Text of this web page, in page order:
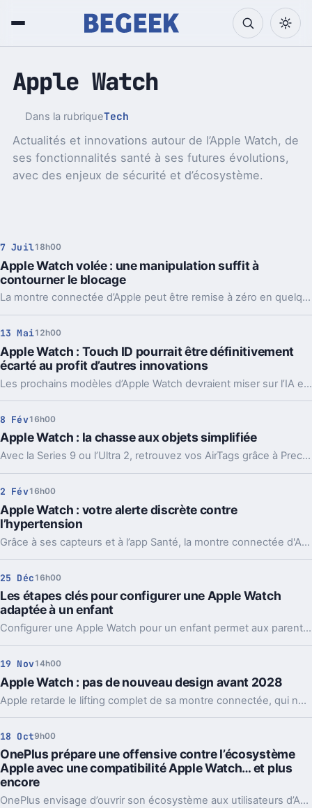
Apple Watch
Dans la rubriqueTech
Actualités et innovations autour de l’Apple Watch, de
ses fonctionnalités santé à ses futures évolutions,
avec des enjeux de sécurité et d’écosystème.
7 Juil18h00
Apple Watch volée : une manipulation suffit à
contourner le blocage
La montre connectée d’Apple peut être remise à zéro en quelques gestes, puis associée à un autre iPhone. Un vrai problème de sécurité.
13 Mai12h00
Apple Watch : Touch ID pourrait être définitivement
écarté au profit d’autres innovations
Les prochains modèles d’Apple Watch devraient miser sur l’IA et les capteurs santé plutôt que sur les empreintes digitales.
8 Fév16h00
Apple Watch : la chasse aux objets simplifiée
Avec la Series 9 ou l’Ultra 2, retrouvez vos AirTags grâce à Precision Finding et son raccourci pratique.
2 Fév16h00
Apple Watch : votre alerte discrète contre
l’hypertension
Grâce à ses capteurs et à l’app Santé, la montre connectée d'Apple peut signaler des risques hypertensifs avant qu’ils ne deviennent critiques.
25 Déc 16h00
Les étapes clés pour configurer une Apple Watch
adaptée à un enfant
Configurer une Apple Watch pour un enfant permet aux parents de suivre l’activité, la localisation et la sécurité de leur enfant. Ce guide détaille les étapes essentielles pour associer, personnaliser et gérer l’appareil via l’iPhone familial.
19 Nov14h00
Apple Watch : pas de nouveau design avant 2028
Apple retarde le lifting complet de sa montre connectée, qui ne serait prévu qu’en 2028 au plus tôt.
18 Oct9h00
OnePlus prépare une offensive contre l’écosystème
Apple avec une compatibilité Apple Watch… et plus
encore
OnePlus envisage d’ouvrir son écosystème aux utilisateurs d’Apple Watch, marquant ainsi une tentative de rapprochement inédite avec les produits Apple. Cette stratégie s’accompagnerait d’autres initiatives destinées à séduire davantage d’utilisateurs iOS.